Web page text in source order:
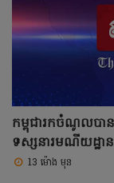
កម្ពុជារកចំណូលប
ទស្សនារមណីយដ្ឋា
13 ម៉ោង មុន